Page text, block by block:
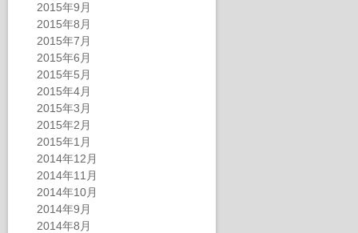
2015年9月
2015年8月
2015年7月
2015年6月
2015年5月
2015年4月
2015年3月
2015年2月
2015年1月
2014年12月
2014年11月
2014年10月
2014年9月
2014年8月